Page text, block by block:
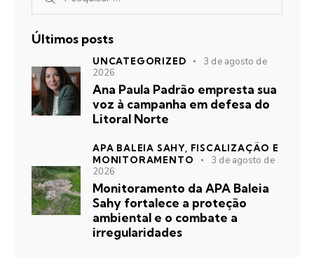
Últimos posts
UNCATEGORIZED
3 de agosto de
2026
Ana Paula Padrão empresta sua
voz à campanha em defesa do
Litoral Norte
APA BALEIA SAHY, FISCALIZAÇÃO E
MONITORAMENTO
3 de agosto de
2026
Monitoramento da APA Baleia
Sahy fortalece a proteção
ambiental e o combate a
irregularidades